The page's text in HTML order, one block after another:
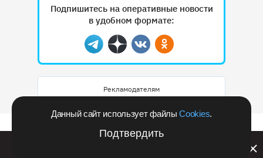
Данный сайт использует файлыCookies.
Подтвердить
Подпишитесь на оперативные новости
в удобном формате:
Telegram
ДзенВконтактеОдноклассники
Рекламодателям
Билайн запустил в Кемеровской области акцию с